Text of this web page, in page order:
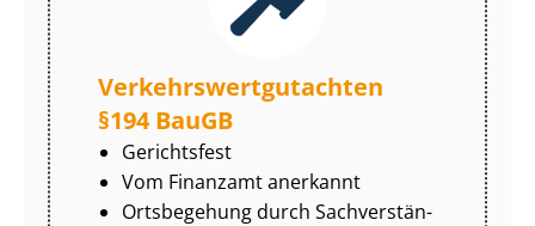
Ver­kehrs­wert­gut­ach­ten
§194 BauGB
Gerichtsfest
Vom Finanzamt anerkannt
Ortsbegehung durch Sach­ver­stän­